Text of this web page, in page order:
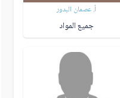
أ. عصمان البدور
جميع المواد